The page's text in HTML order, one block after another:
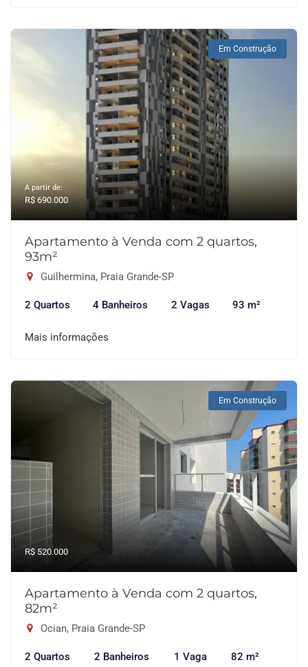
Em Construção
A partir de:
R$ 690.000
Apartamento à Venda com 2 quartos,
93m²
Guilhermina, Praia Grande-SP
2 Quartos 4 Banheiros 2 Vagas 93 m²
Mais informações
Em Construção
R$ 520.000
Apartamento à Venda com 2 quartos,
82m²
Ocian, Praia Grande-SP
2 Quartos 2 Banheiros 1 Vaga 82 m²